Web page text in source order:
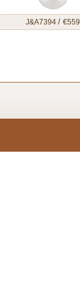
J&A7394 / €559